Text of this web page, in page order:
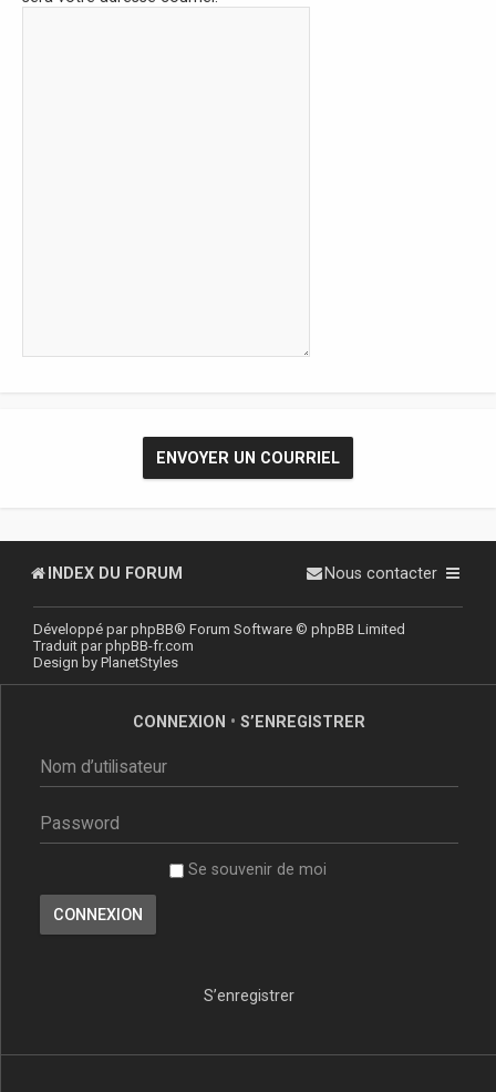
INDEX DU FORUM Nous contacter
Développé parphpBB® Forum Software © phpBB Limited
Traduit parphpBB-fr.com
Design by PlanetStyles
CONNEXION • S’ENREGISTRER
Se souvenir de moi
S’enregistrer